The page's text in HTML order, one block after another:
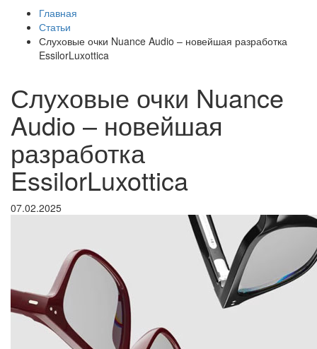
Главная
Статьи
Слуховые очки Nuance Audio – новейшая разработка
EssilorLuxottica
Слуховые очки Nuance
Audio – новейшая
разработка
EssilorLuxottica
07.02.2025